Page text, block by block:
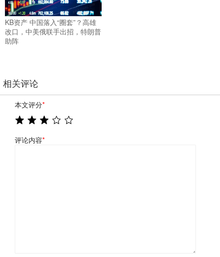
KB资产 中国落入“圈套”？高雄
改口，中美俄联手出招，特朗普
助阵
相关评论
本文评分*
评论内容*